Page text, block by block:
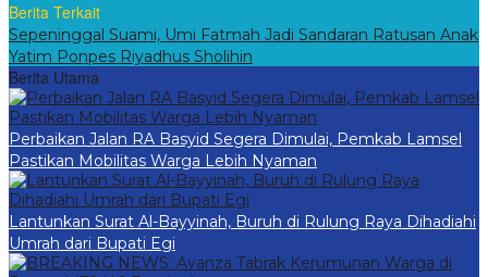
Berita Terkait
Sepeninggal Suami, Umi Fatmah Jadi Sandaran Ratusan Anak
Yatim Ponpes Riyadhus Sholihin
Berita Utama
Perbaikan Jalan RA Basyid Segera Dimulai, Pemkab Lamsel
Pastikan Mobilitas Warga Lebih Nyaman
Lantunkan Surat Al-Bayyinah, Buruh di Rulung Raya Dihadiahi
Umrah dari Bupati Egi